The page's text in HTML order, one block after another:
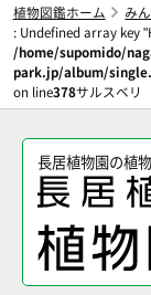
植物図鑑ホーム み
: Undefined array key
/home/supomido/
park.jp/album/
on line378サルスベリ
長居植物園の植